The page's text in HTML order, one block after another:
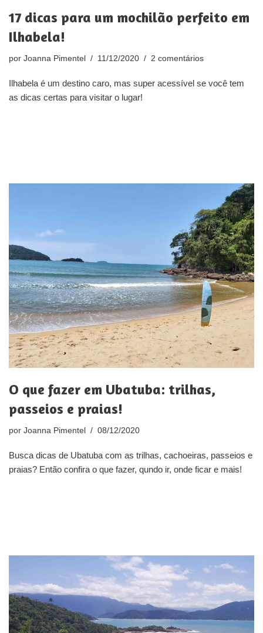
17 dicas para um mochilão perfeito em
Ilhabela!
por Joanna Pimentel 11/12/2020 2 comentários
Ilhabela é um destino caro, mas super acessível se você tem
as dicas certas para visitar o lugar!
O que fazer em Ubatuba: trilhas,
passeios e praias!
por Joanna Pimentel 08/12/2020
Busca dicas de Ubatuba com as trilhas, cachoeiras, passeios e
praias? Então confira o que fazer, qundo ir, onde ficar e mais!